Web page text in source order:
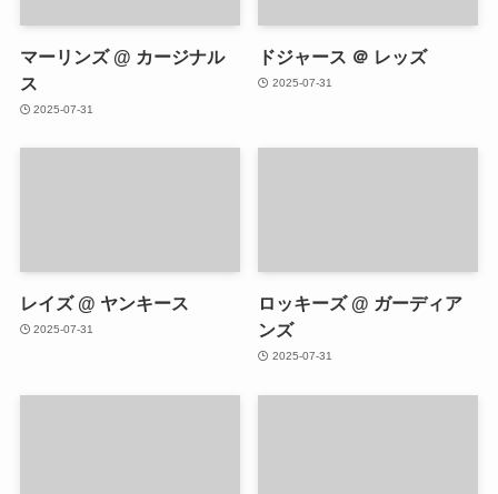
マーリンズ @ カージナル
ス
2025-07-31
ドジャース ＠ レッズ
2025-07-31
レイズ @ ヤンキース
2025-07-31
ロッキーズ @ ガーディア
ンズ
2025-07-31